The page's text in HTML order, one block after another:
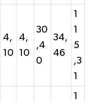
4,
10
4,
10
30
,4
0
34,
46
1
1
5
,3
1
1